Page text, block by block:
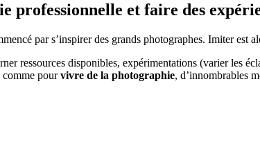
professionnelle et faire des
par s’inspirer des grands photographes. Imiter est
ressources disponibles, expérimentations (varier les
comme pourvivre de la photographie, d’innombrables